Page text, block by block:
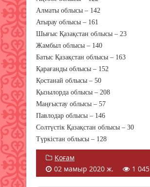
Алматы облысы – 142
Атырау облысы – 161
Шығыс Қазақстан облысы – 23
Жамбыл облысы – 140
Батыс Қазақстан облысы – 163
Қарағанды облысы – 152
Қостанай облысы – 50
Қызылорда облысы – 208
Маңғыстау облысы – 57
Павлодар облысы – 146
Солтүстік Қазақстан облысы – 30
Түркістан облысы – 128
Қоғам
02 мамыр 2020 ж.
1 045